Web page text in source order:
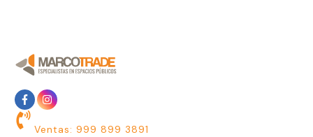
Ventas: 999 899 3891